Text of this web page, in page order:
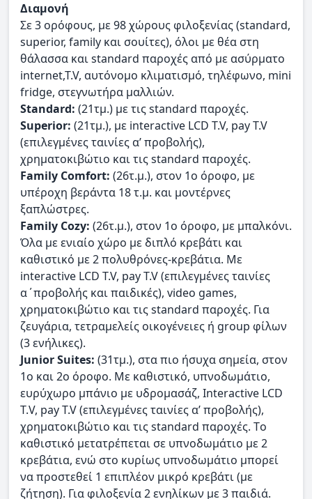
Διαμονή
Σε 3 ορόφους, με 98 χώρους φιλοξενίας (standard,
superior, family και σουίτες), όλοι με θέα στη
θάλασσα και standard παροχές από με ασύρματο
internet,T.V, αυτόνομο κλιματισμό, τηλέφωνο, mini
fridge, στεγνωτήρα μαλλιών.
Standard: (21τμ.) με τις standard παροχές.
Superior: (21τμ.), με interactive LCD T.V, pay T.V
(επιλεγμένες ταινίες α’ προβολής),
χρηματοκιβώτιο και τις standard παροχές.
Family Comfort: (26τ.μ.), στον 1ο όροφο, με
υπέροχη βεράντα 18 τ.μ. και μοντέρνες
ξαπλώστρες.
Family Cozy: (26τ.μ.), στον 1ο όροφο, με μπαλκόνι.
Όλα με ενιαίο χώρο με διπλό κρεβάτι και
καθιστικό με 2 πολυθρόνες-κρεβάτια. Με
interactive LCD T.V, pay T.V (επιλεγμένες ταινίες
α΄προβολής και παιδικές), video games,
χρηματοκιβώτιο και τις standard παροχές. Για
ζευγάρια, τετραμελείς οικογένειες ή group φίλων
(3 ενήλικες).
Junior Suites: (31τμ.), στα πιο ήσυχα σημεία, στον
1o και 2o όροφο. Με καθιστικό, υπνοδωμάτιο,
ευρύχωρο μπάνιο με υδρομασάζ, Interactive LCD
Τ.V, pay T.V (επιλεγμένες ταινίες α’ προβολής),
χρηματοκιβώτιο και τις standard παροχές. Tο
καθιστικό μετατρέπεται σε υπνοδωμάτιο με 2
κρεβάτια, ενώ στο κυρίως υπνοδωμάτιο μπορεί
να προστεθεί 1 επιπλέον μικρό κρεβάτι (με
ζήτηση). Για φιλοξενία 2 ενηλίκων με 3 παιδιά.